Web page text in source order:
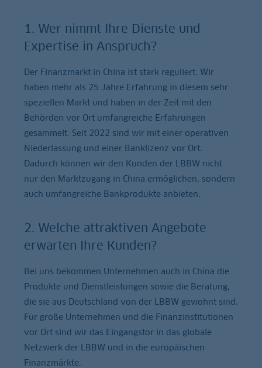
1. Wer nimmt Ihre Dienste und
Expertise in Anspruch?
Der Finanzmarkt in China ist stark reguliert. Wir
haben mehr als 25 Jahre Erfahrung in diesem sehr
speziellen Markt und haben in der Zeit mit den
Behörden vor Ort umfangreiche Erfahrungen
gesammelt. Seit 2022 sind wir mit einer operativen
Niederlassung und einer Banklizenz vor Ort.
Dadurch können wir den Kunden der LBBW nicht
nur den Marktzugang in China ermöglichen, sondern
auch umfangreiche Bankprodukte anbieten.
2. Welche attraktiven Angebote
erwarten Ihre Kunden?
Bei uns bekommen Unternehmen auch in China die
Produkte und Dienstleistungen sowie die Beratung,
die sie aus Deutschland von der LBBW gewohnt sind.
Für große Unternehmen und die Finanzinstitutionen
vor Ort sind wir das Eingangstor in das globale
Netzwerk der LBBW und in die europäischen
Finanzmärkte.